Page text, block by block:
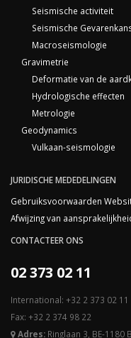
Seismische activiteit
Seismische
Macroseismologie
Gravimetrie
Deformatie van de
Hydrologische effecten
Metrologie
Geodynamics
Vulkaan-seismologie
JURIDISCHE MEDEDELINGEN
Gebruiksvoorwaarden
Afwijzing van
CONTACTEER ONS
02 373 02 11
International: +32 2 373 02 11
Fax: +32 2 374 98 22
Adres: Ringlaan 3, BE-1180